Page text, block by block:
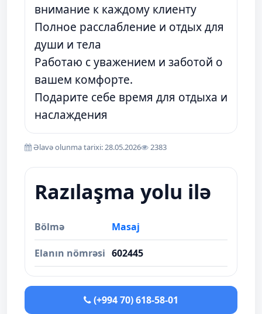
внимание к каждому клиенту
Полное расслабление и отдых для
души и тела
Работаю с уважением и заботой о
вашем комфорте.
Подарите себе время для отдыха и
наслаждения
Əlavə olunma tarixi: 28.05.2026 2383
Razılaşma yolu ilə
Bölmə Masaj
Elanın nömrəsi 602445
(+994 70) 618-58-01